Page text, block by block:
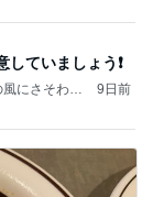
ていましょう❗️
にさそわれ
9日前